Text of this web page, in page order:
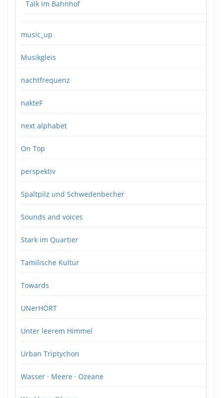
Talk im Bahnhof
music_up
Musikgleis
nachtfrequenz
nakteF
next alphabet
On Top
perspektiv
Spaltpilz und Schwedenbecher
Sounds and voices
Stark im Quartier
Tamilische Kultur
Towards
UNerHÖRT
Unter leerem Himmel
Urban Triptychon
Wasser · Meere · Ozeane